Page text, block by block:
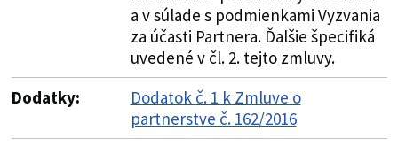
a v súlade s podmienkami Vyzvania
za účasti Partnera. Ďalšie špecifiká
uvedené v čl. 2. tejto zmluvy.
Dodatky:
Dodatok č. 1 k Zmluve o
partnerstve č. 162/2016